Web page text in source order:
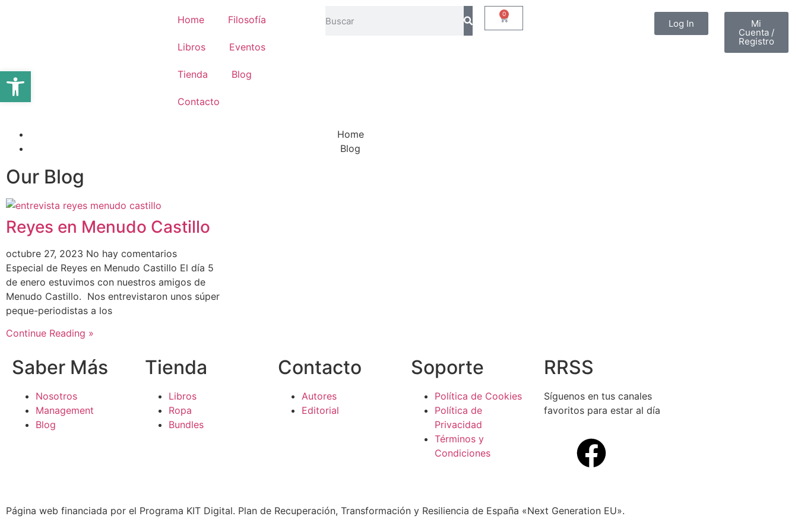
Home Filosofía
Libros Eventos
Tienda Blog
Contacto
0
Log In Mi
Cuenta /
Registro
Home
Blog
Our Blog
Reyes en Menudo Castillo
octubre 27, 2023 No hay comentarios
Especial de Reyes en Menudo Castillo El día 5
de enero estuvimos con nuestros amigos de
Menudo Castillo. Nos entrevistaron unos súper
peque-periodistas a los
Continue Reading »
Saber Más
Nosotros
Management
Blog
Tienda
Libros
Ropa
Bundles
Contacto
Autores
Editorial
Soporte
Política de Cookies
Política de
Privacidad
Términos y
Condiciones
RRSS
Síguenos en tus canales
favoritos para estar al día
Página web financiada por el Programa KIT Digital. Plan de Recuperación, Transformación y Resiliencia de España «Next Generation EU».
Abrir barra de herramientas